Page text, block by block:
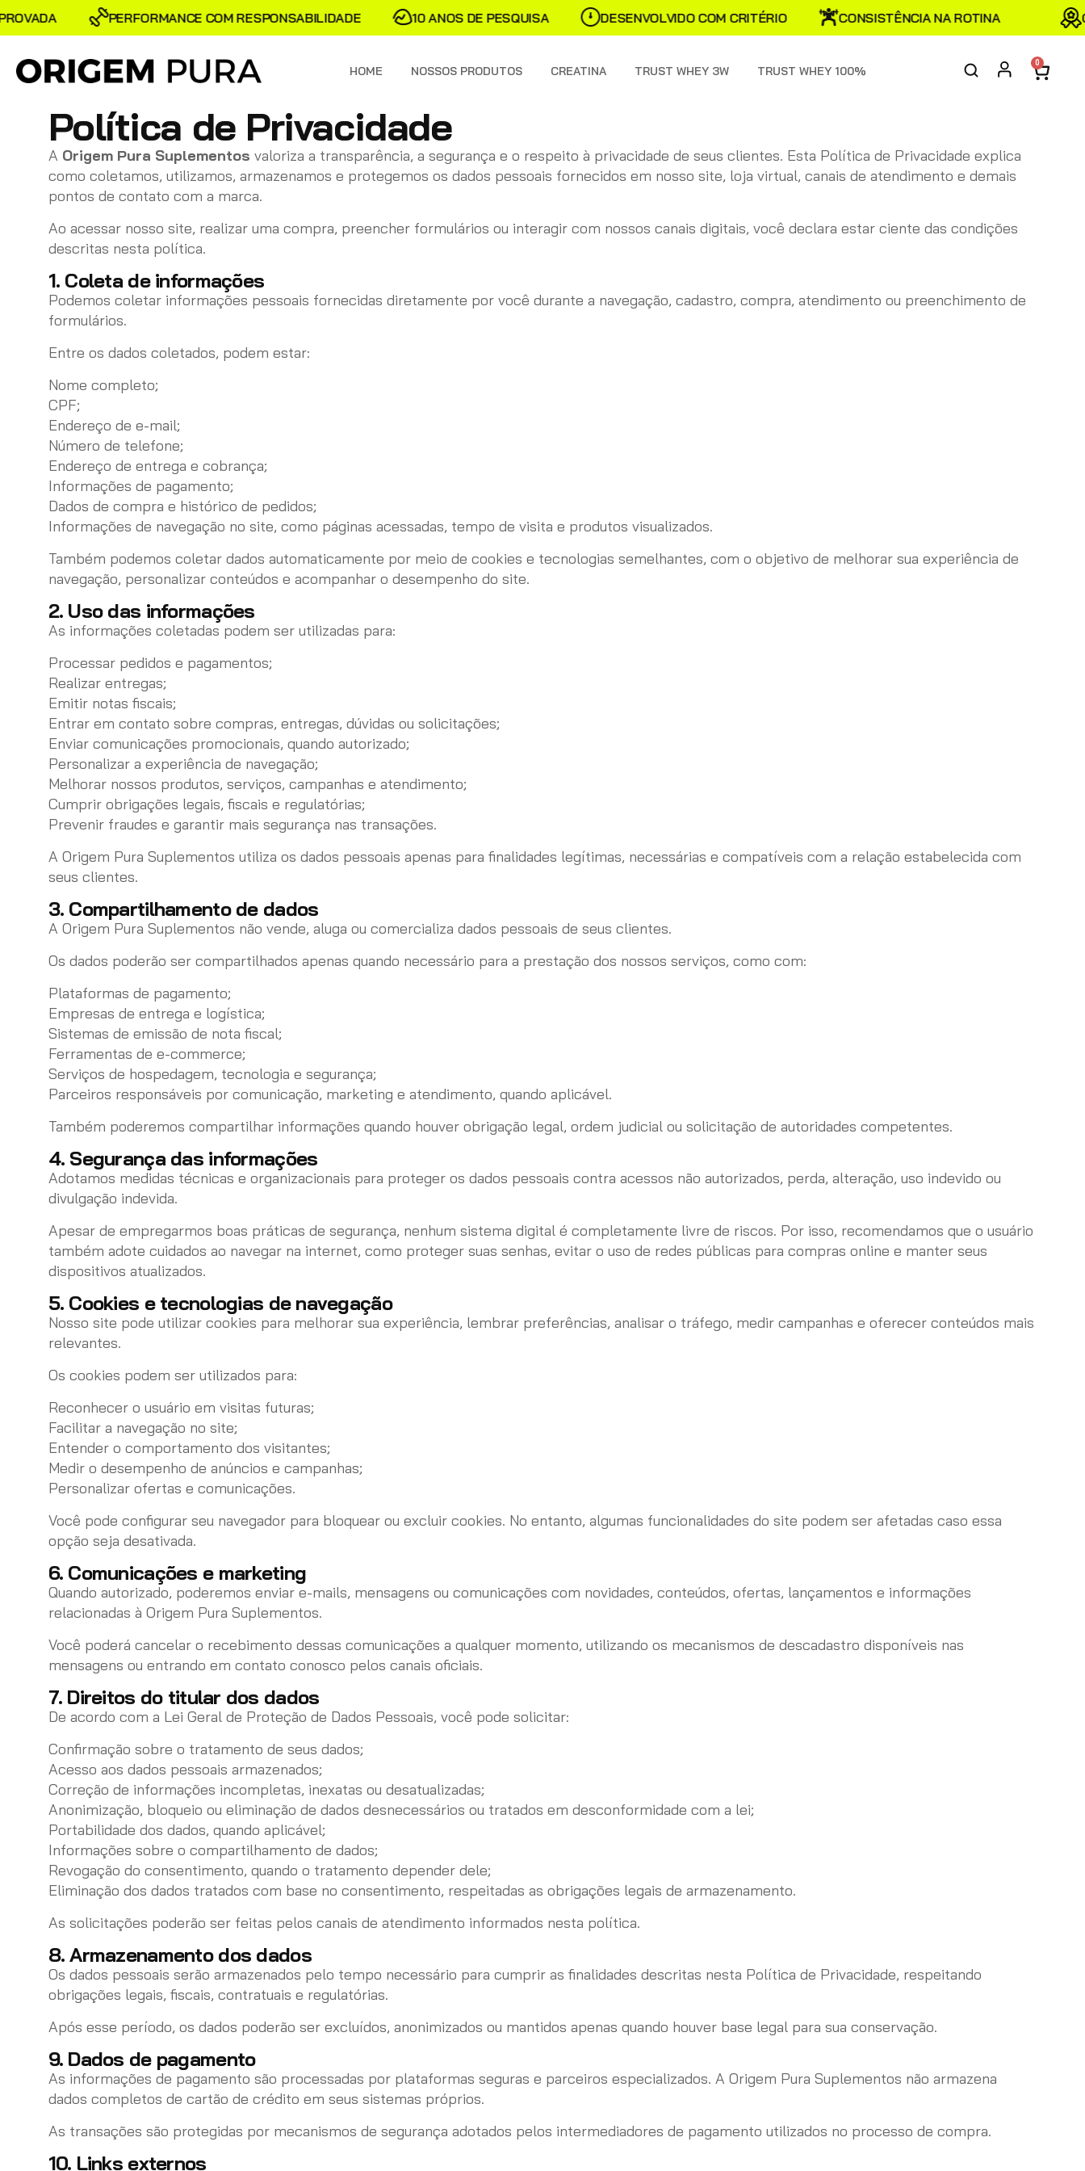
PERFORMANCE COM RESPONSABILIDADE 10 ANOS DE PESQUISA DESENVOLVIDO COM CRITÉRIO CONSISTÊNCIA NA ROTINA
HOME NOSSOS PRODUTOS CREATINA TRUST WHEY 3W TRUST WHEY 100%
0
Política de Privacidade
A Origem Pura Suplementos valoriza a transparência, a segurança e o respeito à privacidade de seus clientes. Esta Política de Privacidade explica
como coletamos, utilizamos, armazenamos e protegemos os dados pessoais fornecidos em nosso site, loja virtual, canais de atendimento e demais
pontos de contato com a marca.
Ao acessar nosso site, realizar uma compra, preencher formulários ou interagir com nossos canais digitais, você declara estar ciente das condições
descritas nesta política.
1. Coleta de informações
Podemos coletar informações pessoais fornecidas diretamente por você durante a navegação, cadastro, compra, atendimento ou preenchimento de
formulários.
Entre os dados coletados, podem estar:
Nome completo;
CPF;
Endereço de e-mail;
Número de telefone;
Endereço de entrega e cobrança;
Informações de pagamento;
Dados de compra e histórico de pedidos;
Informações de navegação no site, como páginas acessadas, tempo de visita e produtos visualizados.
Também podemos coletar dados automaticamente por meio de cookies e tecnologias semelhantes, com o objetivo de melhorar sua experiência de
navegação, personalizar conteúdos e acompanhar o desempenho do site.
2. Uso das informações
As informações coletadas podem ser utilizadas para:
Processar pedidos e pagamentos;
Realizar entregas;
Emitir notas fiscais;
Entrar em contato sobre compras, entregas, dúvidas ou solicitações;
Enviar comunicações promocionais, quando autorizado;
Personalizar a experiência de navegação;
Melhorar nossos produtos, serviços, campanhas e atendimento;
Cumprir obrigações legais, fiscais e regulatórias;
Prevenir fraudes e garantir mais segurança nas transações.
A Origem Pura Suplementos utiliza os dados pessoais apenas para finalidades legítimas, necessárias e compatíveis com a relação estabelecida com
seus clientes.
3. Compartilhamento de dados
A Origem Pura Suplementos não vende, aluga ou comercializa dados pessoais de seus clientes.
Os dados poderão ser compartilhados apenas quando necessário para a prestação dos nossos serviços, como com:
Plataformas de pagamento;
Empresas de entrega e logística;
Sistemas de emissão de nota fiscal;
Ferramentas de e-commerce;
Serviços de hospedagem, tecnologia e segurança;
Parceiros responsáveis por comunicação, marketing e atendimento, quando aplicável.
Também poderemos compartilhar informações quando houver obrigação legal, ordem judicial ou solicitação de autoridades competentes.
4. Segurança das informações
Adotamos medidas técnicas e organizacionais para proteger os dados pessoais contra acessos não autorizados, perda, alteração, uso indevido ou
divulgação indevida.
Apesar de empregarmos boas práticas de segurança, nenhum sistema digital é completamente livre de riscos. Por isso, recomendamos que o usuário
também adote cuidados ao navegar na internet, como proteger suas senhas, evitar o uso de redes públicas para compras online e manter seus
dispositivos atualizados.
5. Cookies e tecnologias de navegação
Nosso site pode utilizar cookies para melhorar sua experiência, lembrar preferências, analisar o tráfego, medir campanhas e oferecer conteúdos mais
relevantes.
Os cookies podem ser utilizados para:
Reconhecer o usuário em visitas futuras;
Facilitar a navegação no site;
Entender o comportamento dos visitantes;
Medir o desempenho de anúncios e campanhas;
Personalizar ofertas e comunicações.
Você pode configurar seu navegador para bloquear ou excluir cookies. No entanto, algumas funcionalidades do site podem ser afetadas caso essa
opção seja desativada.
6. Comunicações e marketing
Quando autorizado, poderemos enviar e-mails, mensagens ou comunicações com novidades, conteúdos, ofertas, lançamentos e informações
relacionadas à Origem Pura Suplementos.
Você poderá cancelar o recebimento dessas comunicações a qualquer momento, utilizando os mecanismos de descadastro disponíveis nas
mensagens ou entrando em contato conosco pelos canais oficiais.
7. Direitos do titular dos dados
De acordo com a Lei Geral de Proteção de Dados Pessoais, você pode solicitar:
Confirmação sobre o tratamento de seus dados;
Acesso aos dados pessoais armazenados;
Correção de informações incompletas, inexatas ou desatualizadas;
Anonimização, bloqueio ou eliminação de dados desnecessários ou tratados em desconformidade com a lei;
Portabilidade dos dados, quando aplicável;
Informações sobre o compartilhamento de dados;
Revogação do consentimento, quando o tratamento depender dele;
Eliminação dos dados tratados com base no consentimento, respeitadas as obrigações legais de armazenamento.
As solicitações poderão ser feitas pelos canais de atendimento informados nesta política.
8. Armazenamento dos dados
Os dados pessoais serão armazenados pelo tempo necessário para cumprir as finalidades descritas nesta Política de Privacidade, respeitando
obrigações legais, fiscais, contratuais e regulatórias.
Após esse período, os dados poderão ser excluídos, anonimizados ou mantidos apenas quando houver base legal para sua conservação.
9. Dados de pagamento
As informações de pagamento são processadas por plataformas seguras e parceiros especializados. A Origem Pura Suplementos não armazena
dados completos de cartão de crédito em seus sistemas próprios.
As transações são protegidas por mecanismos de segurança adotados pelos intermediadores de pagamento utilizados no processo de compra.
10. Links externos